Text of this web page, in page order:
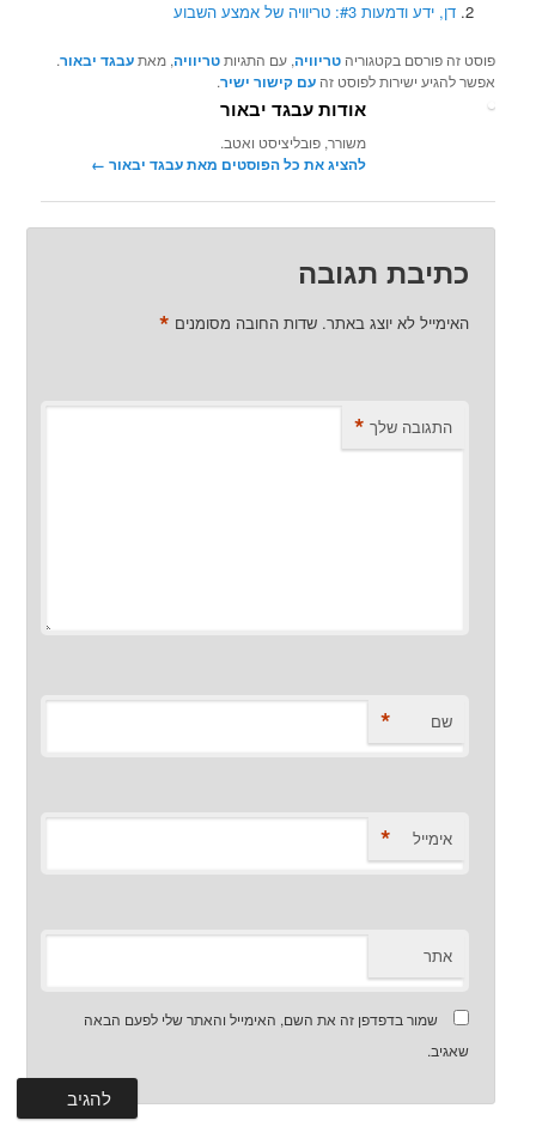
דן, ידע ודמעות #3: טריוויה של אמצע השבוע
פוסט זה פורסם בקטגוריהטריוויה, עם התגיותטריוויה, מאתעבגד יבאור.
אפשר להגיע ישירות לפוסט זהעם קישור ישיר.
אודות עבגד יבאור
משורר, פובליציסט ואטב.
להציג את כל הפוסטים מאת עבגד יבאור‏ ←
כתיבת תגובה
האימייל לא יוצג באתר. שדות החובה מסומנים *
התגובה שלך *
שם *
אימייל *
אתר
שמור בדפדפן זה את השם, האימייל והאתר שלי לפעם הבאה
שאגיב.